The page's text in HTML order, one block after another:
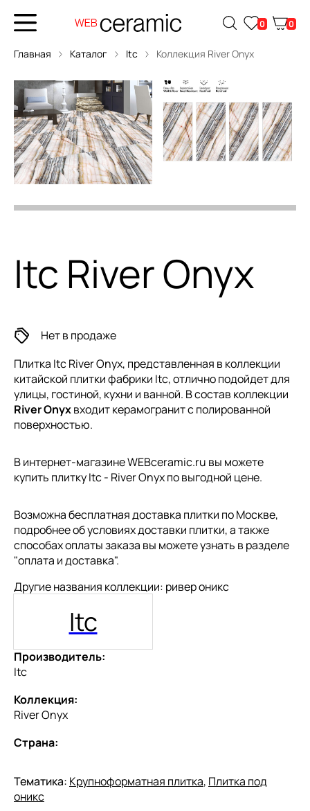
0 0
Главная Каталог Itc Коллекция River Onyx
Itc River Onyx
Нет в продаже
Плитка Itc River Onyx, представленная в коллекции
китайской плиткифабрики Itc, отлично подойдет для
улицы, гостиной, кухни и ванной. В состав коллекции
River Onyxвходит керамогранит с полированной
поверхностью.
В интернет-магазине WEBceramic.ru вы можете
купить плитку Itc - River Onyx по выгодной цене.
Возможна бесплатная доставка плитки по Москве,
подробнее об условиях доставки плитки, а также
способах оплаты заказа вы можете узнать в разделе
"оплата и доставка".
Другие названия коллекции: ривер оникс
Itc
Производитель:
Itc
Коллекция:
River Onyx
Страна:
Тематика: Крупноформатная плитка, Плитка под
оникс